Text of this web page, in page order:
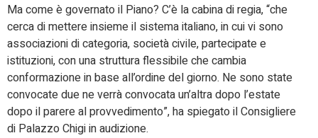
Ma come è governato il Piano? C’è la cabina di regia, “che
cerca di mettere insieme il sistema italiano, in cui vi sono
associazioni di categoria, società civile, partecipate e
istituzioni, con una struttura flessibile che cambia
conformazione in base all’ordine del giorno. Ne sono state
convocate due ne verrà convocata un’altra dopo l’estate
dopo il parere al provvedimento”, ha spiegato il Consigliere
di Palazzo Chigi in audizione.